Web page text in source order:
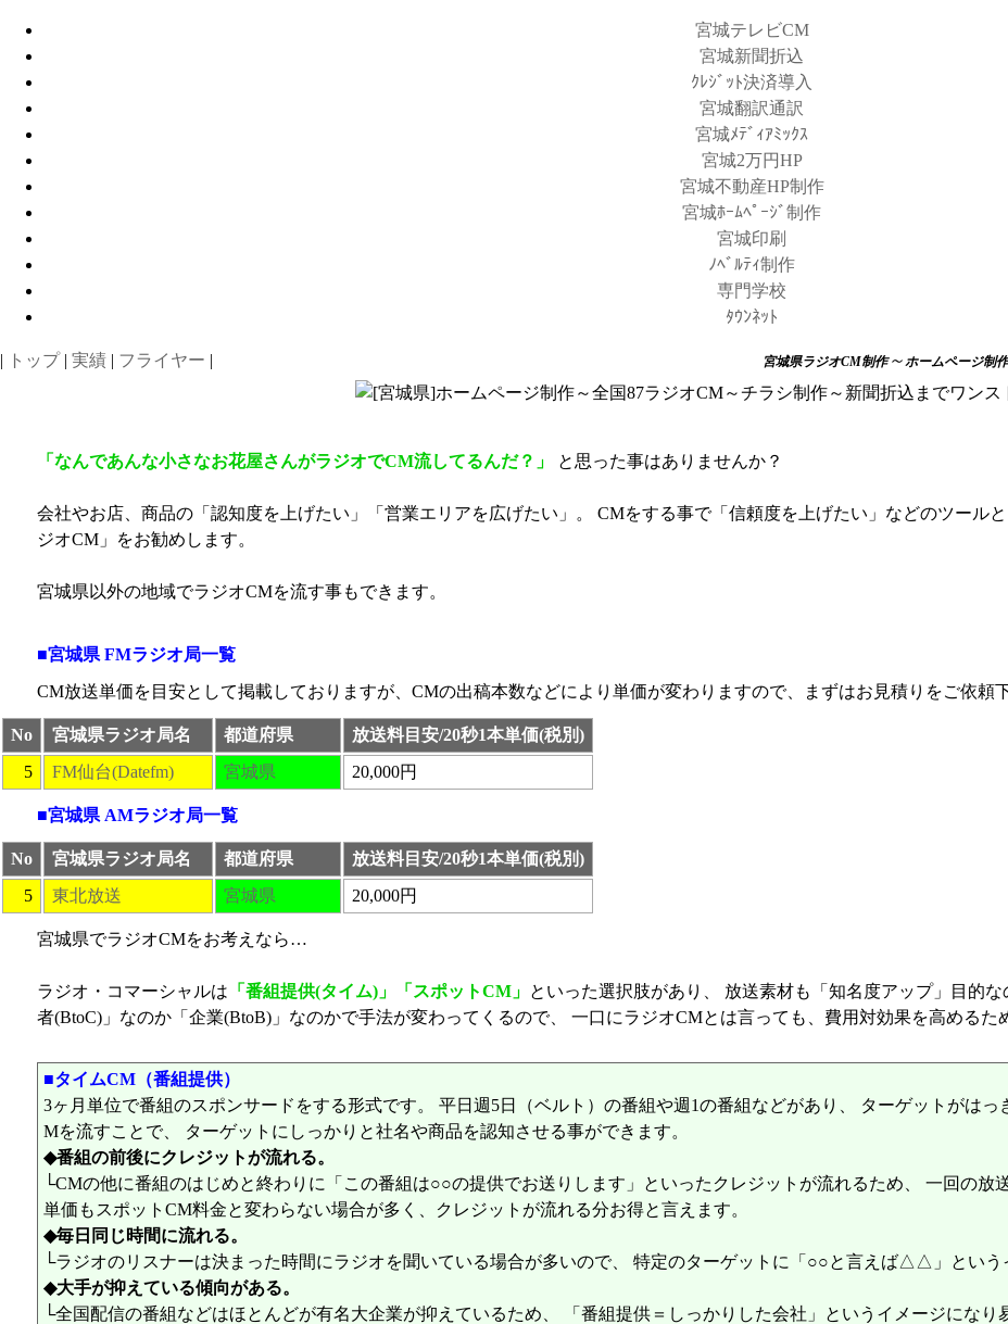
宮城テレビCM
宮城新聞折込
ｸﾚｼﾞｯﾄ決済導入
宮城翻訳通訳
宮城ﾒﾃﾞｨｱﾐｯｸｽ
宮城2万円HP
宮城不動産HP制作
宮城ﾎｰﾑﾍﾟｰｼﾞ制作
宮城印刷
ﾉﾍﾞﾙﾃｨ制作
専門学校
ﾀｳﾝﾈｯﾄ
宮城県ラジオCM制作～ホームページ制
| トップ| 実績 | フライヤー |
「なんであんな小さなお花屋さんがラジオでCM流してるんだ？」
と思った事はありませんか？
会社やお店、商品の「認知度を上げたい」「営業エリアを広げたい」。 CMをする事で「信頼度を上げたい」などのツールと
ジオCM」をお勧めします。
宮城県以外の地域でラジオCMを流す事もできます。
■宮城県 FMラジオ局一覧
CM放送単価を目安として掲載しておりますが、CMの出稿本数などにより単価が変わりますので、まずはお見積りをご依頼下
No 宮城県ラジオ局名 都道府県
放送料目安/20秒1本単価(税別)
5
FM仙台(Datefm) 宮城県 20,000円
■宮城県 AMラジオ局一覧
No 宮城県ラジオ局名 都道府県
放送料目安/20秒1本単価(税別)
5
東北放送 宮城県 20,000円
宮城県でラジオCMをお考えなら…
ラジオ・コマーシャルは 「番組提供(タイム)」「スポットCM」 といった選択肢があり、 放送素材も「知名度アップ」目的
者(BtoC)」なのか「企業(BtoB)」なのかで手法が変わってくるので、 一口にラジオCMとは言っても、費用対効果を高めるた
■タイムCM（番組提供）
3ヶ月単位で番組のスポンサードをする形式です。 平日週5日（ベルト）の番組や週1の番組などがあり、 ターゲットがは
Mを流すことで、 ターゲットにしっかりと社名や商品を認知させる事ができます。
◆番組の前後にクレジットが流れる。
└CMの他に番組のはじめと終わりに「この番組は○○の提供でお送りします」といったクレジットが流れるため、 一回の放
単価もスポットCM料金と変わらない場合が多く、クレジットが流れる分お得と言えます。
◆毎日同じ時間に流れる。
└ラジオのリスナーは決まった時間にラジオを聞いている場合が多いので、 特定のターゲットに「○○と言えば△△」という
◆大手が抑えている傾向がある。
└全国配信の番組などはほとんどが有名大企業が抑えているため、 「番組提供＝しっかりした会社」というイメージになり